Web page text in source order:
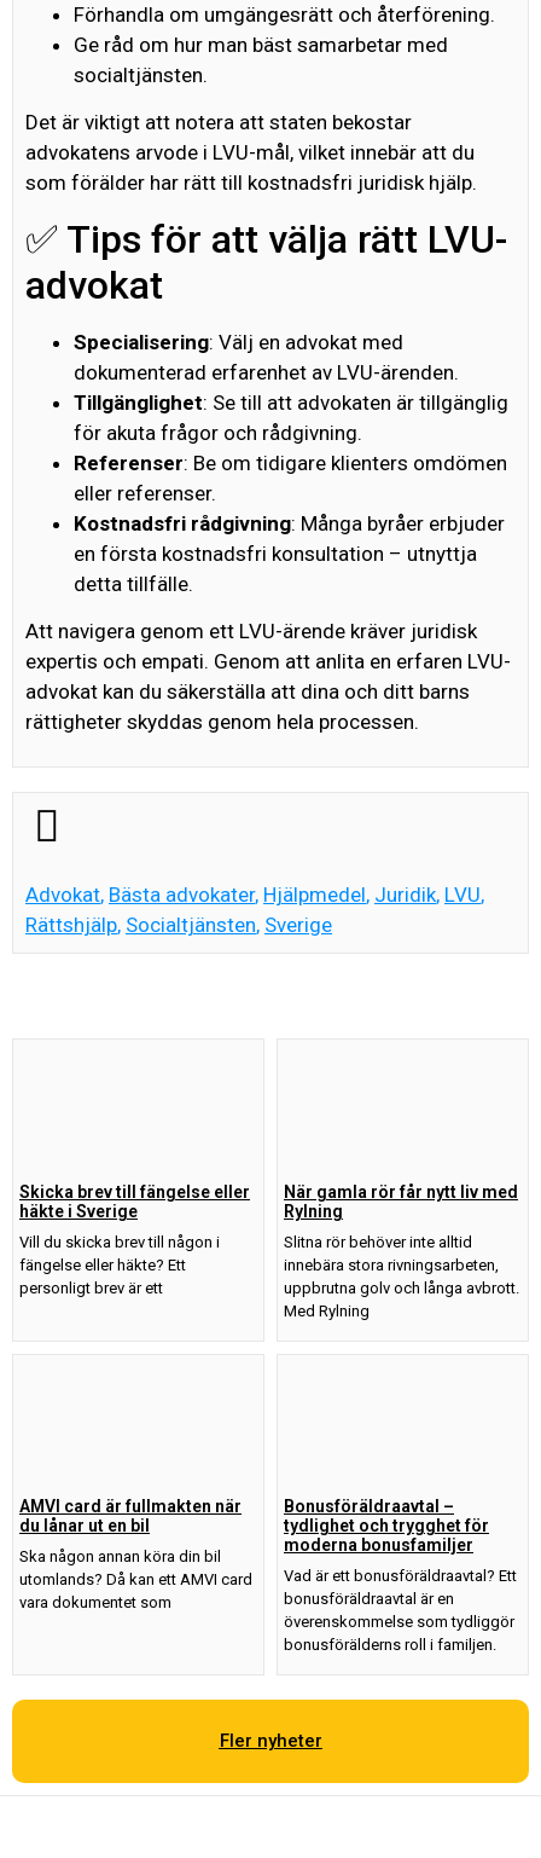
Förhandla om umgängesrätt och återförening.
Ge råd om hur man bäst samarbetar med
socialtjänsten.
Det är viktigt att notera att staten bekostar
advokatens arvode i LVU-mål, vilket innebär att du
som förälder har rätt till kostnadsfri juridisk hjälp.
✅ Tips för att välja rätt LVU-
advokat
Specialisering: Välj en advokat med
dokumenterad erfarenhet av LVU-ärenden.
Tillgänglighet: Se till att advokaten är tillgänglig
för akuta frågor och rådgivning.
Referenser: Be om tidigare klienters omdömen
eller referenser.
Kostnadsfri rådgivning: Många byråer erbjuder
en första kostnadsfri konsultation – utnyttja
detta tillfälle.
Att navigera genom ett LVU-ärende kräver juridisk
expertis och empati. Genom att anlita en erfaren LVU-
advokat kan du säkerställa att dina och ditt barns
rättigheter skyddas genom hela processen.
Advokat, Bästa advokater, Hjälpmedel, Juridik, LVU,
Rättshjälp, Socialtjänsten, Sverige
Skicka brev till fängelse eller
häkte i Sverige
Vill du skicka brev till någon i
fängelse eller häkte? Ett
personligt brev är ett
När gamla rör får nytt liv med
Rylning
Slitna rör behöver inte alltid
innebära stora rivningsarbeten,
uppbrutna golv och långa avbrott.
Med Rylning
AMVI card är fullmakten när
du lånar ut en bil
Ska någon annan köra din bil
utomlands? Då kan ett AMVI card
vara dokumentet som
Bonusföräldraavtal –
tydlighet och trygghet för
moderna bonusfamiljer
Vad är ett bonusföräldraavtal? Ett
bonusföräldraavtal är en
överenskommelse som tydliggör
bonusförälderns roll i familjen.
Fler nyheter